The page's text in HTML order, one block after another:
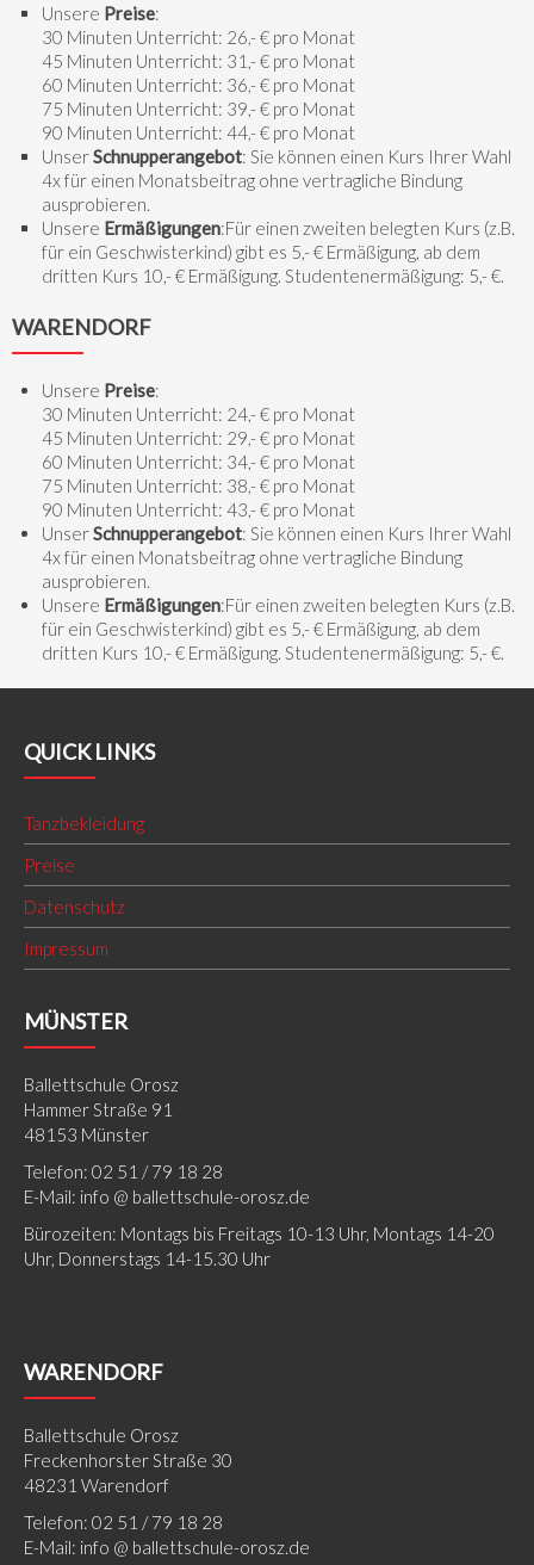
Unsere Preise:
30 Minuten Unterricht: 26,- € pro Monat
45 Minuten Unterricht: 31,- € pro Monat
60 Minuten Unterricht: 36,- € pro Monat
75 Minuten Unterricht: 39,- € pro Monat
90 Minuten Unterricht: 44,- € pro Monat
UnserSchnupperangebot: Sie können einen Kurs Ihrer Wahl
4x für einen Monatsbeitrag ohne vertragliche Bindung
ausprobieren.
Unsere Ermäßigungen:Für einen zweiten belegten Kurs (z.B.
für ein Geschwisterkind) gibt es 5,- € Ermäßigung, ab dem
dritten Kurs 10,- € Ermäßigung. Studentenermäßigung: 5,- €.
WARENDORF
Unsere Preise:
30 Minuten Unterricht: 24,- € pro Monat
45 Minuten Unterricht: 29,- € pro Monat
60 Minuten Unterricht: 34,- € pro Monat
75 Minuten Unterricht: 38,- € pro Monat
90 Minuten Unterricht: 43,- € pro Monat
UnserSchnupperangebot: Sie können einen Kurs Ihrer Wahl
4x für einen Monatsbeitrag ohne vertragliche Bindung
ausprobieren.
Unsere Ermäßigungen:Für einen zweiten belegten Kurs (z.B.
für ein Geschwisterkind) gibt es 5,- € Ermäßigung, ab dem
dritten Kurs 10,- € Ermäßigung. Studentenermäßigung: 5,- €.
QUICK LINKS
Tanzbekleidung
Preise
Datenschutz
Impressum
MÜNSTER
Ballettschule Orosz
Hammer Straße 91
48153 Münster
Telefon: 02 51 / 79 18 28
E-Mail: info @ ballettschule-orosz.de
Bürozeiten: Montags bis Freitags 10-13 Uhr, Montags 14-20
Uhr, Donnerstags 14-15.30 Uhr
WARENDORF
Ballettschule Orosz
Freckenhorster Straße 30
48231 Warendorf
Telefon: 02 51 / 79 18 28
E-Mail: info @ ballettschule-orosz.de